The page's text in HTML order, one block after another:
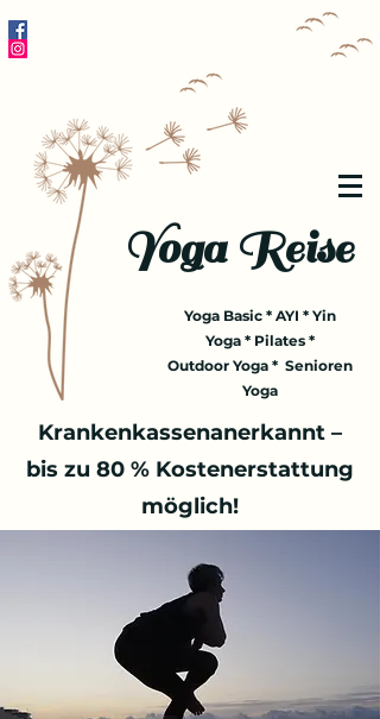
Yoga Reise
Yoga Basic * AYI * Yin
Yoga * Pilates *
Outdoor Yoga * Senioren
Yoga
Krankenkassenanerkannt –
bis zu 80 % Kostenerstattung
möglich!